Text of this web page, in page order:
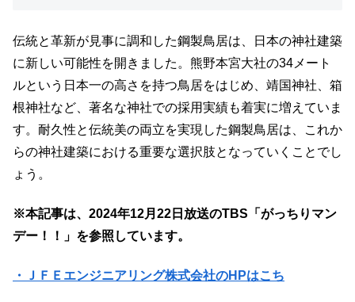
伝統と革新が見事に調和した鋼製鳥居は、日本の神社建築
に新しい可能性を開きました。熊野本宮大社の34メート
ルという日本一の高さを持つ鳥居をはじめ、靖国神社、箱
根神社など、著名な神社での採用実績も着実に増えていま
す。耐久性と伝統美の両立を実現した鋼製鳥居は、これか
らの神社建築における重要な選択肢となっていくことでし
ょう。
※本記事は、2024年12月22日放送のTBS「がっちりマン
デー！！」を参照しています。
・ＪＦＥエンジニアリング株式会社のHPはこち